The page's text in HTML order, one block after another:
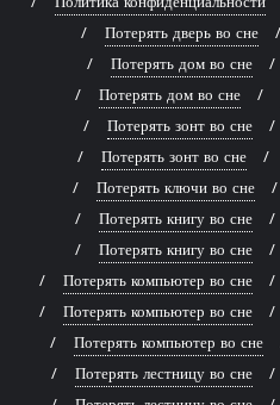
Потерять дверь во сне
Потерять дом во сне
Потерять дом во сне
Потерять зонт во сне
Потерять зонт во сне
Потерять ключи во сне
Потерять книгу во сне
Потерять книгу во сне
Потерять компьютер во сне
Потерять компьютер во сне
Потерять компьютер во сне
Потерять лестницу во сне